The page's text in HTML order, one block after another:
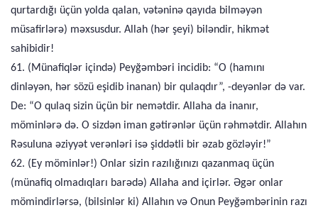
qurtardığı üçün yolda qalan, vətəninə qayıda bilməyən
müsafirlərə) məxsusdur. Allah (hər şeyi) biləndir, hikmət
sahibidir!
61. (Münafiqlər içində) Peyğəmbəri incidib: “O (hamını
dinləyən, hər sözü eşidib inanan) bir qulaqdır”, -deyənlər də var.
De: “O qulaq sizin üçün bir nemətdir. Allaha da inanır,
möminlərə də. O sizdən iman gətirənlər üçün rəhmətdir. Allahın
Rəsuluna əziyyət verənləri isə şiddətli bir əzab gözləyir!”
62. (Ey möminlər!) Onlar sizin razılığınızı qazanmaq üçün
(münafiq olmadıqları barədə) Allaha and içirlər. Əgər onlar
mömindirlərsə, (bilsinlər ki) Allahın və Onun Peyğəmbərinin razı